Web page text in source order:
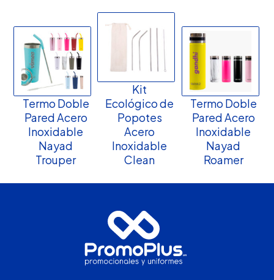
Termo Doble
Pared Acero
Inoxidable
Nayad
Trouper
Kit
Ecológico de
Popotes
Acero
Inoxidable
Clean
Termo Doble
Pared Acero
Inoxidable
Nayad
Roamer